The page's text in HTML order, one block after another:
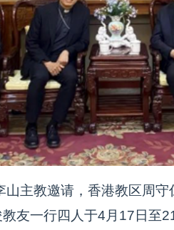
山主教邀请，香港教区周
友一行四人于4月17日至